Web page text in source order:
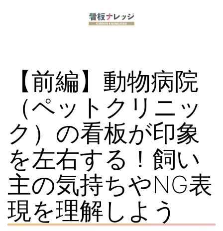
ジ
【前編】動物病院
（ペットクリニッ
ク）の看板が印象
を左右する！飼い
主の気持ちやNG表
現を理解しよう